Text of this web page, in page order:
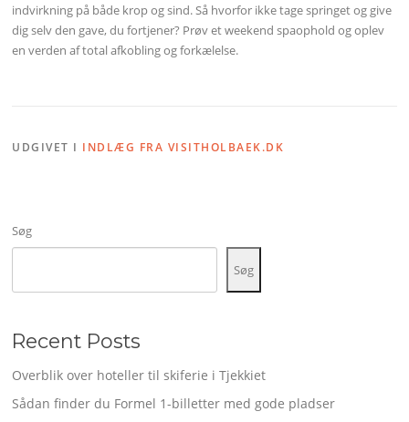
indvirkning på både krop og sind. Så hvorfor ikke tage springet og give
dig selv den gave, du fortjener? Prøv et weekend spaophold og oplev
en verden af total afkobling og forkælelse.
UDGIVET I INDLÆG FRA VISITHOLBAEK.DK
Søg
Søg
Recent Posts
Overblik over hoteller til skiferie i Tjekkiet
Sådan finder du Formel 1-billetter med gode pladser